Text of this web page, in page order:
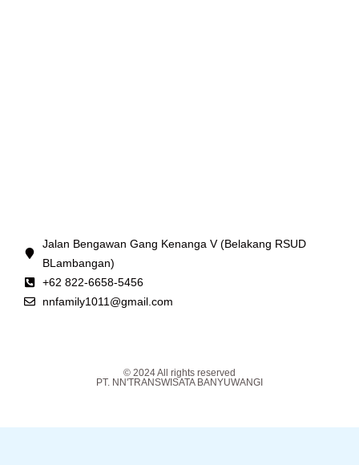
Jalan Bengawan Gang Kenanga V (Belakang RSUD
BLambangan)
+62 822-6658-5456
nnfamily1011@gmail.com
© 2024 All rights reserved
PT. NN'TRANSWISATA BANYUWANGI